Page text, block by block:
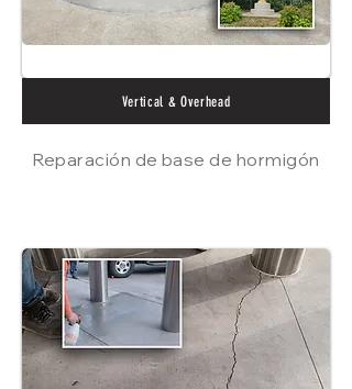
Vertical & Overhead
Reparación de base de hormigón